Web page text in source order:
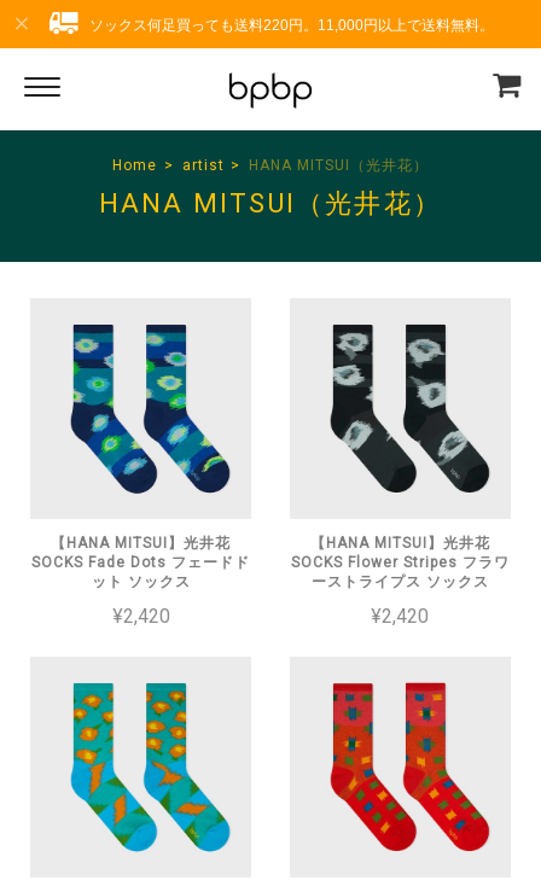
ソックス何足買っても送料220円。11,000円以上で送料無料。
Home artist HANA MITSUI（光井花）
HANA MITSUI（光井花）
【HANA MITSUI】光井花
SOCKS Fade Dots フェードド
ット ソックス
¥2,420
【HANA MITSUI】光井花
SOCKS Flower Stripes フラワ
ーストライプス ソックス
¥2,420